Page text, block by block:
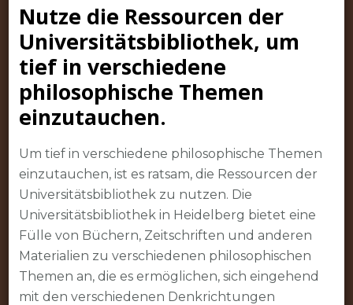
Nutze die Ressourcen der
Universitätsbibliothek, um
tief in verschiedene
philosophische Themen
einzutauchen.
Um tief in verschiedene philosophische Themen
einzutauchen, ist es ratsam, die Ressourcen der
Universitätsbibliothek zu nutzen. Die
Universitätsbibliothek in Heidelberg bietet eine
Fülle von Büchern, Zeitschriften und anderen
Materialien zu verschiedenen philosophischen
Themen an, die es ermöglichen, sich eingehend
mit den verschiedenen Denkrichtungen